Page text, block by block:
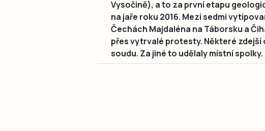
Vysočině), a to za první etapu
na jaře roku 2016. Mezi sedmi
Čechách Majdaléna na Táborsku a
přes vytrvalé protesty. Některé zdejší
soudu. Za jiné to udělaly místní spolky.